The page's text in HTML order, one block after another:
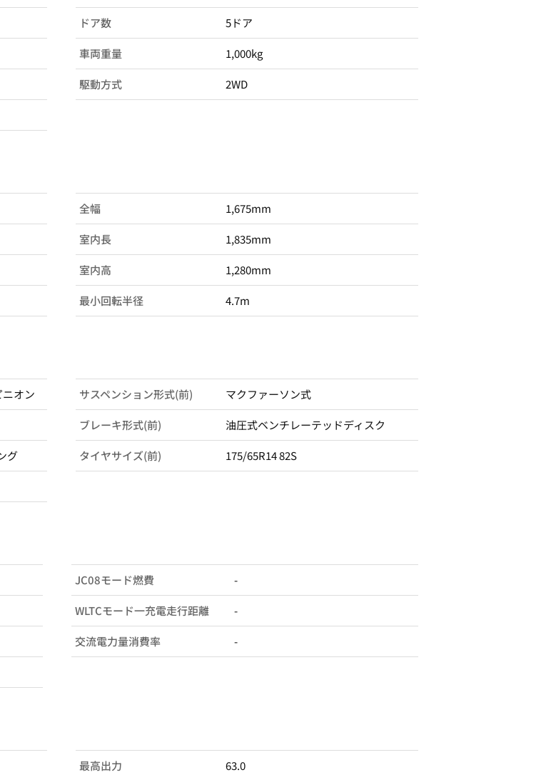
ドア数 5ドア
車両重量 1,000kg
駆動方式 2WD
全幅 1,675mm
室内長 1,835mm
室内高 1,280mm
最小回転半径 4.7m
オン サスペンション形式(前) マクファーソン式
ブレーキ形式(前) 油圧式ベンチレーテッドディスク
グ タイヤサイズ(前) 175/65R14 82S
JC08モード燃費 -
WLTCモード一充電走行距離 -
交流電力量消費率 -
最高出力 63.0